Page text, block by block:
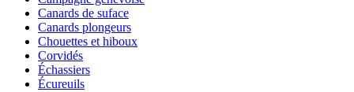
Canards de suface
Canards plongeurs
Chouettes et hiboux
Corvidés
Échassiers
Écureuils